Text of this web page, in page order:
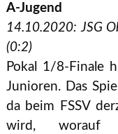
A-Jugend
14.10.2020: JSG
(0:2)
Pokal 1/8-Finale
Junioren. Das
da beim FSSV
wird, worauf